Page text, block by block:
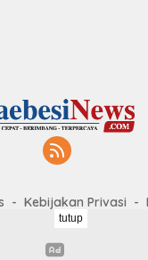
Kebijakan Privasi
Pedoman
WordPress
tutup